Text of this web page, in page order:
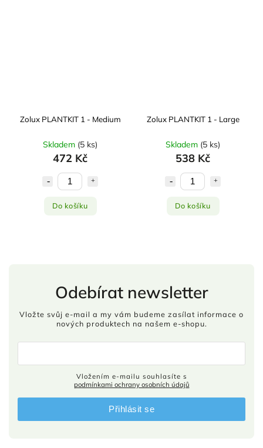
Zolux PLANTKIT 1 - Medium
Skladem (5 ks)
472 Kč
Do košíku
Zolux PLANTKIT 1 - Large
Skladem (5 ks)
538 Kč
Do košíku
Odebírat newsletter
Vložte svůj e-mail a my vám budeme zasílat informace o
nových produktech na našem e-shopu.
podmínkami ochrany osobních údajů
Přihlásit se